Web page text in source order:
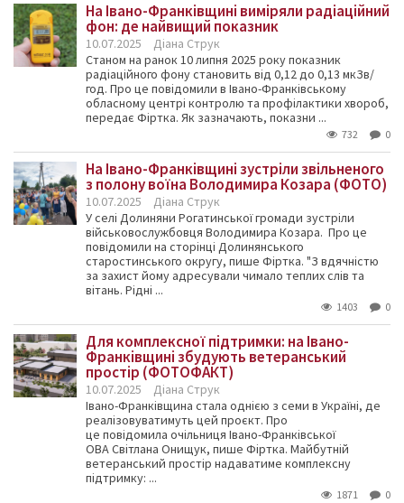
На Івано-Франківщині виміряли радіаційний
фон: де найвищий показник
10.07.2025
Діана Струк
Станом на ранок 10 липня 2025 року показник
радіаційного фону становить від 0,12 до 0,13 мкЗв/
год. Про це повідомили в Івано-Франківському
обласному центрі контролю та профілактики хвороб,
передає Фіртка. Як зазначають, показни ...
732 0
На Івано-Франківщині зустріли звільненого
з полону воїна Володимира Козара (ФОТО)
10.07.2025
Діана Струк
У селі Долиняни Рогатинської громади зустріли
військовослужбовця Володимира Козара. Про це
повідомили на сторінці Долинянського
старостинського округу, пише Фіртка. "З вдячністю
за захист йому адресували чимало теплих слів та
вітань. Рідні ...
1403 0
Для комплексної підтримки: на Івано-
Франківщині збудують ветеранський
простір (ФОТОФАКТ)
10.07.2025
Діана Струк
Івано-Франківщина стала однією з семи в Україні, де
реалізовуватимуть цей проєкт. Про
це повідомила очільниця Івано-Франківської
ОВА Світлана Онищук, пише Фіртка. Майбутній
ветеранський простір надаватиме комплексну
підтримку: ...
1871 0